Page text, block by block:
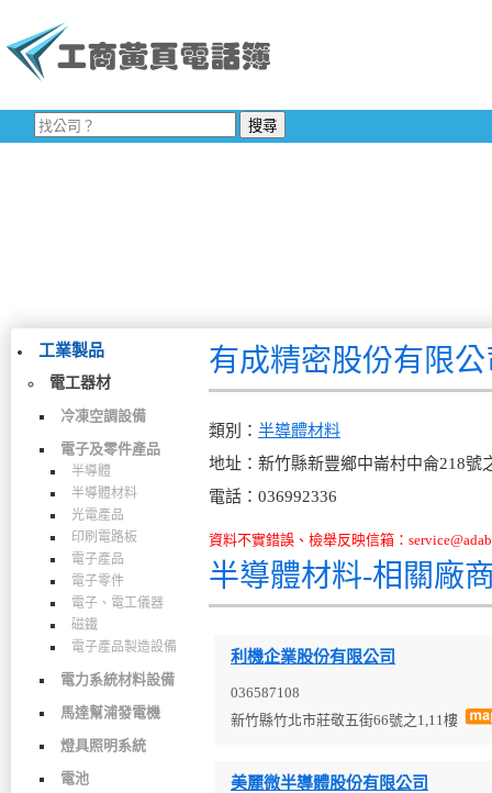
工業製品
電工器材
冷凍空調設備
電子及零件產品
半導體
半導體材料
光電產品
印刷電路板
電子產品
電子零件
電子、電工儀器
磁鐵
電子產品製造設備
電力系統材料設備
馬達幫浦發電機
燈具照明系統
電池
有成精密股份有限公
類別： 半導體材料
地址：新竹縣新豐鄉中崙村中侖218號
電話：036992336
資料不實錯誤、檢舉反映信箱：
半導體材料-相關廠
利機企業股份有限公司
036587108
新竹縣竹北市莊敬五街66號之1,11樓
美麗微半導體股份有限公司